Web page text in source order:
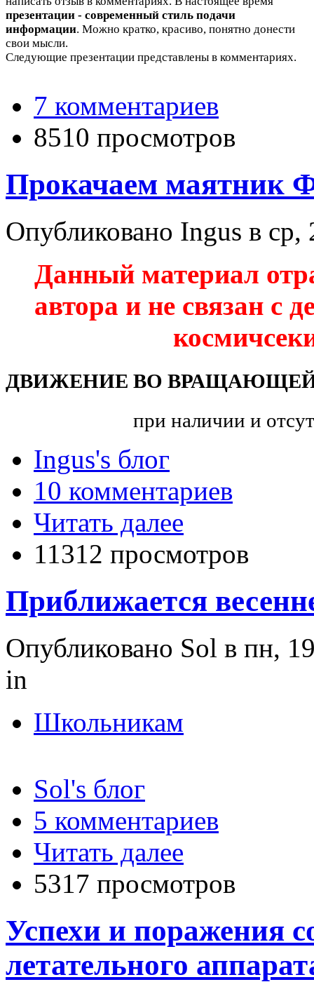
презентации - современный стиль подачи
информации. Можно кратко, красиво, понятно донести
свои мысли.
Следующие презентации представлены в комментариях.
7 комментариев
8510 просмотров
Прокачаем маятник
Опубликовано Ingus в
Данный материал
автора и не связан с
ДВИЖЕНИЕ ВО
при наличии и
Ingus's блог
10 комментариев
Читать далее
11312 просмотров
Приближается
Опубликовано Sol в пн,
in
Школьникам
Sol's блог
5 комментариев
Читать далее
5317 просмотров
Успехи и поражения
летательного